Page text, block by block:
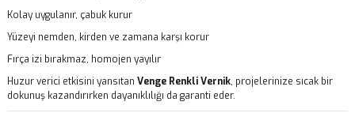
Kolay uygulanır, çabuk kurur
Yüzeyi nemden, kirden ve zamana karşı korur
Fırça izi bırakmaz, homojen yayılır
Huzur verici etkisini yansıtan Venge Renkli Vernik, projelerinize sıcak bir
dokunuş kazandırırken dayanıklılığı da garanti eder.